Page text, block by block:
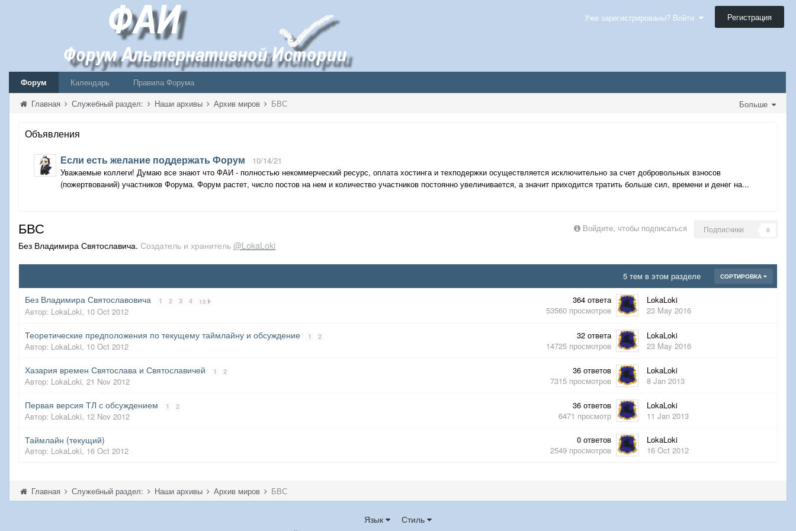
Уже зарегистрированы? Войти Регистрация
Форум Календарь
Правила Форума
Больше
Главная Служебный раздел: Наши архивы Архив миров БВС
Объявления
Если есть желание поддержать Форум
10/14/21
Уважаемые коллеги! Думаю все знают что ФАИ - полностью некоммерческий ресурс, оплата хостинга и техподержки осуществляется исключительно за счет добровольных взносов
(пожертвований) участников Форума. Форум растет, число постов на нем и количество участников постоянно увеличивается, а значит приходится тратить больше сил, времени и денег на...
БВС Войдите, чтобы подписаться Подписчики 0
Без Владимира Святославича. Создатель и хранитель @LokaLoki
СОРТИРОВКА
5 тем в этом разделе
Без Владимира Святославовича 1 2 3 4 15
Автор: LokaLoki, 10 Oct 2012
364 ответа
53560 просмотров
LokaLoki
23 May 2016
Теоретические предположения по текущему таймлайну и обсуждение 1 2
Автор: LokaLoki, 10 Oct 2012
32 ответа
14725 просмотров
LokaLoki
23 May 2016
Хазария времен Святослава и Святославичей 1 2
Автор: LokaLoki, 21 Nov 2012
36 ответов
7315 просмотров
LokaLoki
8 Jan 2013
Первая версия ТЛ с обсуждением 1 2
Автор: LokaLoki, 12 Nov 2012
36 ответов
6471 просмотр
LokaLoki
11 Jan 2013
Таймлайн (текущий)
Автор: LokaLoki, 16 Oct 2012
0 ответов
2549 просмотров
LokaLoki
16 Oct 2012
Главная Служебный раздел: Наши архивы Архив миров БВС
Язык Стиль